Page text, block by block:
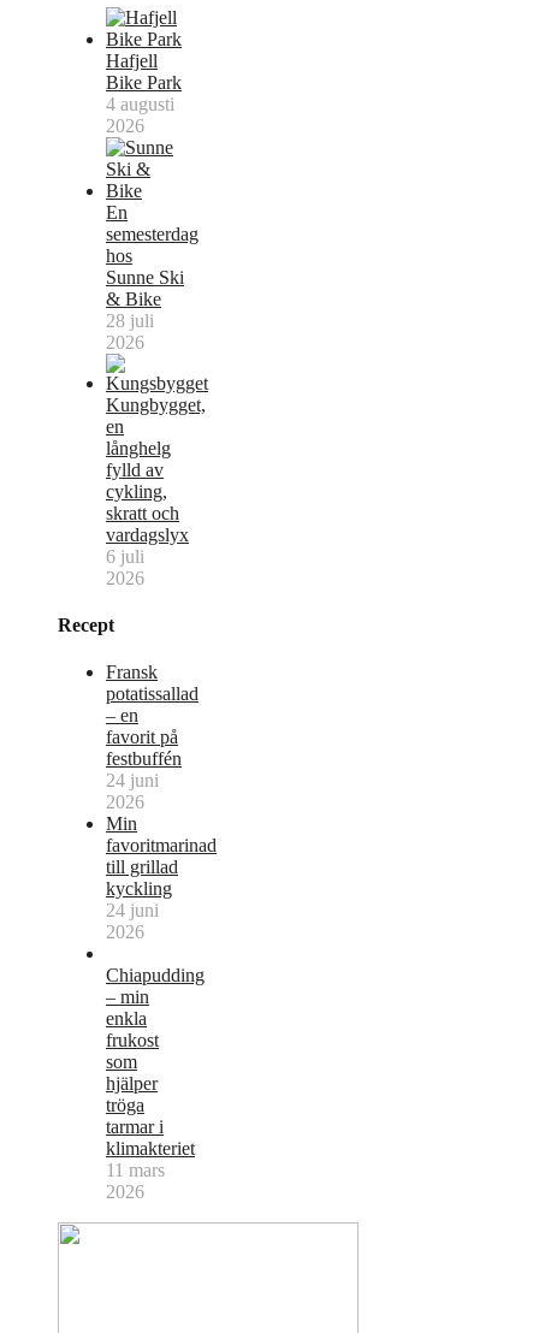
Hafjell
Bike Park
4 augusti
2026
En
semesterdag
hos
Sunne Ski
& Bike
28 juli
2026
Kungbygget,
en
långhelg
fylld av
cykling,
skratt och
vardagslyx
6 juli
2026
Recept
Fransk
potatissallad
– en
favorit på
festbuffén
24 juni
2026
Min
favoritmarinad
till grillad
kyckling
24 juni
2026
Chiapudding
– min
enkla
frukost
som
hjälper
tröga
tarmar i
klimakteriet
11 mars
2026